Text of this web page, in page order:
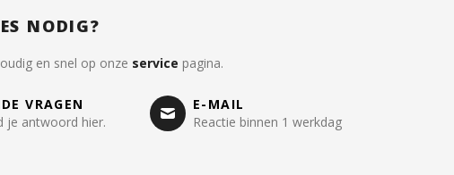
NODIG?
en snel op onze service pagina.
VRAGEN
je antwoord hier.
E-MAIL
Reactie binnen 1 werkdag